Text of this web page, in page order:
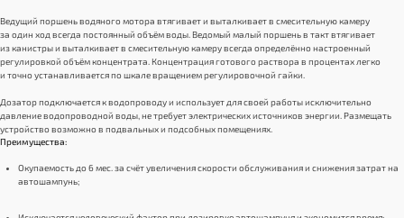
Ведущий поршень водяного мотора втягивает и выталкивает в смесительную камеру
за один ход всегда постоянный объём воды. Ведомый малый поршень в такт втягивает
из канистры и выталкивает в смесительную камеру всегда определённо настроенный
регулировкой объём концентрата. Концентрация готового раствора в процентах легко
и точно устанавливается по шкале вращением регулировочной гайки.
Дозатор подключается к водопроводу и использует для своей работы исключительно
давление водопроводной воды, не требует электрических источников энергии. Размещать
устройство возможно в подвальных и подсобных помещениях.
Преимущества:
Окупаемость до 6 мес. за счёт увеличения скорости обслуживания и снижения затрат на
автошампунь;